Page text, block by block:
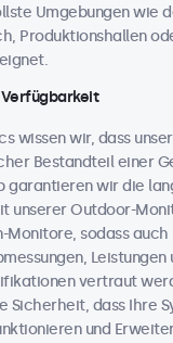
Umgebungen wie
Produktionshallen
wissen wir, dass
Bestandteil einer
garantieren wir die
unserer Outdoor-
Monitore, sodass auch
Leistungen
vertraut
Sicherheit, dass Ihre
und